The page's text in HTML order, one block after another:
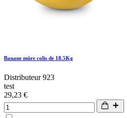
Banane mûre colis de 18.5Kg
Distributeur 923
test
29,23 €